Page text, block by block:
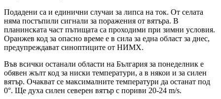
Подадени са и единични случаи за липса на ток. От селата
няма постъпили сигнали за поражения от вятъра. В
планинската част пътищата са проходими при зимни условия.
Оранжев код за опасно време е в сила за една област за днес,
предупреждават синоптиците от НИМХ.
Във всички останали области на България за понеделник е
обявен жълт код за ниски температури, а в някои и за силен
вятър. Очакват се максималните температури да останат под
0°. Ще духа силен северен вятър с пориви 20-24 m/s.